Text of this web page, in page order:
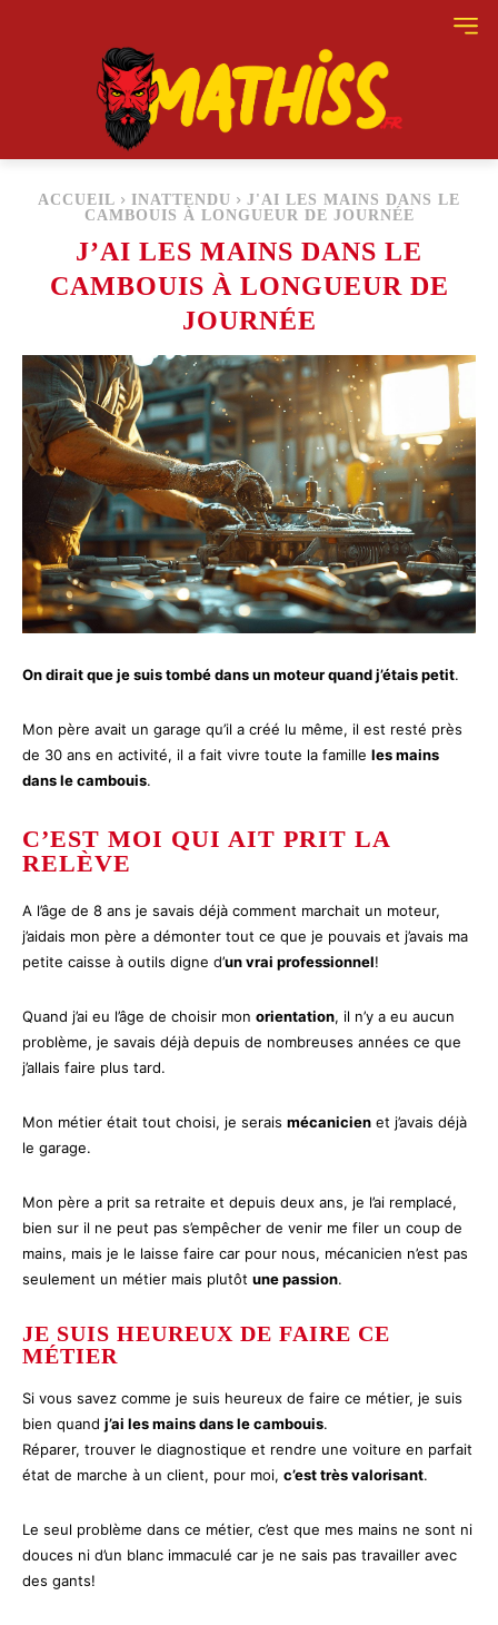
ACCUEIL INATTENDU
J'AI LES MAINS DANS LE
CAMBOUIS À LONGUEUR DE JOURNÉE
J’AI LES MAINS DANS LE
CAMBOUIS À LONGUEUR DE
JOURNÉE
On dirait que je suis tombé dans un moteur quand j’étais petit.
Mon père avait un garage qu’il a créé lu même, il est resté près
de 30 ans en activité, il a fait vivre toute la famille les mains
dans le cambouis.
C’EST MOI QUI AIT PRIT LA
RELÈVE
A l’âge de 8 ans je savais déjà comment marchait un moteur,
j’aidais mon père a démonter tout ce que je pouvais et j’avais ma
petite caisse à outils digne d’un vrai professionnel!
Quand j’ai eu l’âge de choisir mon orientation, il n’y a eu aucun
problème, je savais déjà depuis de nombreuses années ce que
j’allais faire plus tard.
Mon métier était tout choisi, je serais mécanicien et j’avais déjà
le garage.
Mon père a prit sa retraite et depuis deux ans, je l’ai remplacé,
bien sur il ne peut pas s’empêcher de venir me filer un coup de
mains, mais je le laisse faire car pour nous, mécanicien n’est pas
seulement un métier mais plutôt une passion.
JE SUIS HEUREUX DE FAIRE CE
MÉTIER
Si vous savez comme je suis heureux de faire ce métier, je suis
bien quand j’ai les mains dans le cambouis.
Réparer, trouver le diagnostique et rendre une voiture en parfait
état de marche à un client, pour moi, c’est très valorisant.
Le seul problème dans ce métier, c’est que mes mains ne sont ni
douces ni d’un blanc immaculé car je ne sais pas travailler avec
des gants!